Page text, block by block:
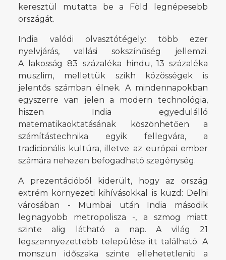
keresztül mutatta be a Föld legnépesebb
országát.
India valódi olvasztótégely: több ezer
nyelvjárás, vallási sokszínűség jellemzi.
A lakosság 83 százaléka hindu, 13 százaléka
muszlim, mellettük szikh közösségek is
jelentős számban élnek. A mindennapokban
egyszerre van jelen a modern technológia,
hiszen India egyedülálló
matematikaoktatásának köszönhetően a
számítástechnika egyik fellegvára, a
tradicionális kultúra, illetve az európai ember
számára nehezen befogadható szegénység.
A prezentációból kiderült, hogy az ország
extrém környezeti kihívásokkal is küzd: Delhi
városában - Mumbai után India második
legnagyobb metropolisza -, a szmog miatt
szinte alig látható a nap. A világ 21
legszennyezettebb települése itt található. A
monszun időszaka szinte ellehetetleníti a